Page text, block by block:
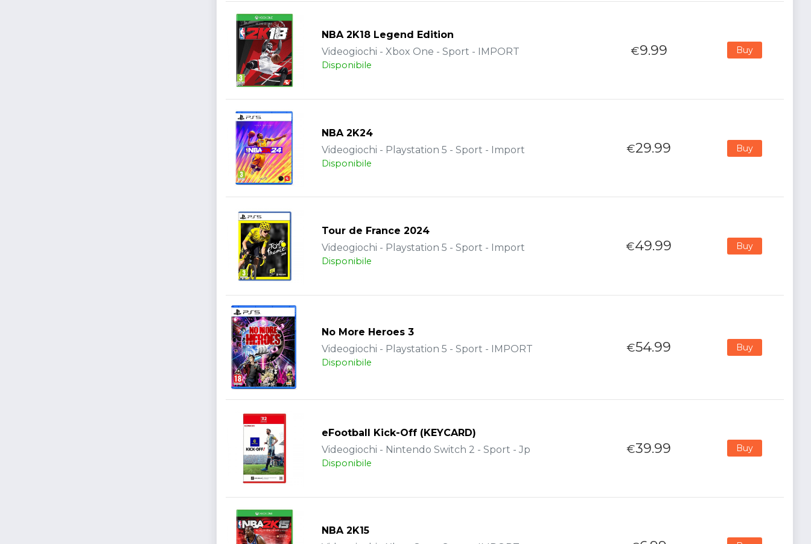
NBA 2K18 Legend Edition
Videogiochi - Xbox One - Sport - IMPORT
Disponibile
€9.99 Buy
NBA 2K24
Videogiochi - Playstation 5 - Sport - Import
Disponibile
€29.99 Buy
Tour de France 2024
Videogiochi - Playstation 5 - Sport - Import
Disponibile
€49.99 Buy
No More Heroes 3
Videogiochi - Playstation 5 - Sport - IMPORT
Disponibile
€54.99 Buy
eFootball Kick-Off (KEYCARD)
Videogiochi - Nintendo Switch 2 - Sport - Jp
Disponibile
€39.99 Buy
NBA 2K15